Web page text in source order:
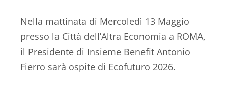
Nella mattinata di Mercoledì 13 Maggio
presso la Città dell’Altra Economia a ROMA,
il Presidente di Insieme Benefit Antonio
Fierro sarà ospite di Ecofuturo 2026.